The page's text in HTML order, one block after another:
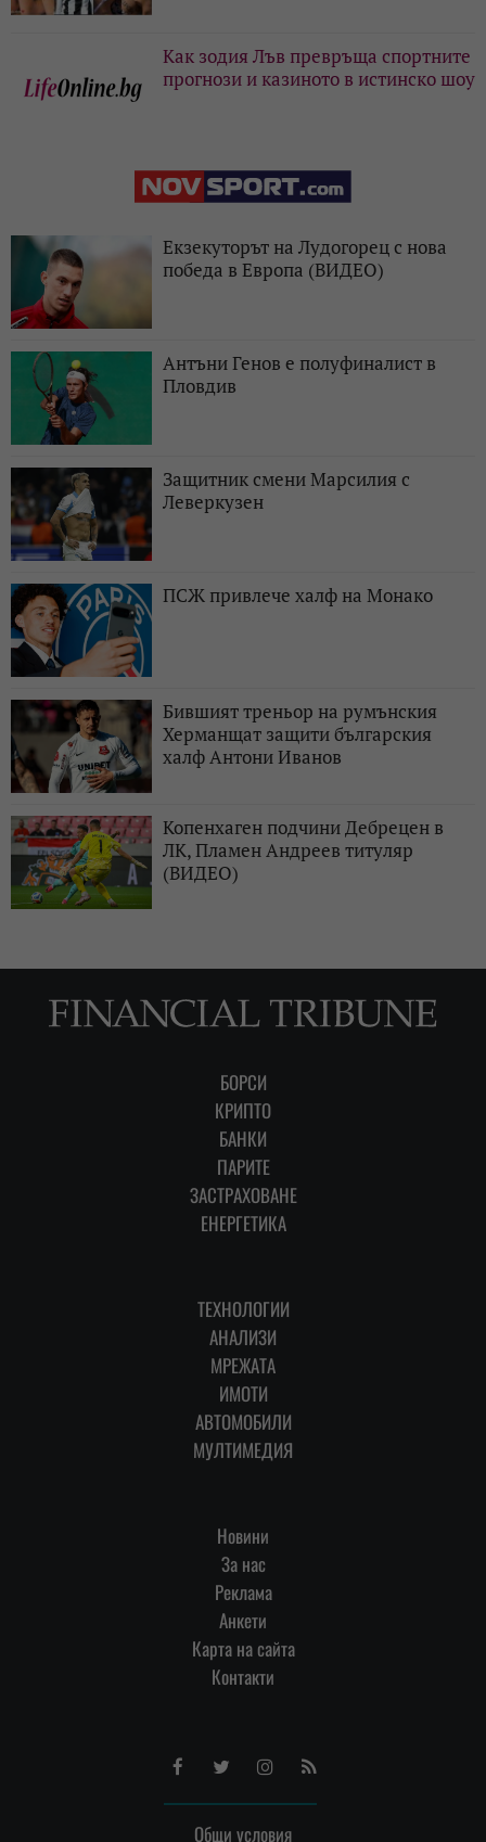
Как зодия Лъв превръща спортните
прогнози и казиното в истинско шоу
Екзекуторът на Лудогорец с нова
победа в Европа (ВИДЕО)
Антъни Генов е полуфиналист в
Пловдив
Защитник смени Марсилия с
Леверкузен
ПСЖ привлече халф на Монако
Бившият треньор на румънския
Херманщат защити българския
халф Антони Иванов
Копенхаген подчини Дебрецен в
ЛК, Пламен Андреев титуляр
(ВИДЕО)
БОРСИ
КРИПТО
БАНКИ
ПАРИТЕ
ЗАСТРАХОВАНЕ
ЕНЕРГЕТИКА
ТЕХНОЛОГИИ
АНАЛИЗИ
МРЕЖАТА
ИМОТИ
АВТОМОБИЛИ
МУЛТИМЕДИЯ
Новини
За нас
Реклама
Анкети
Карта на сайта
Контакти
FacebookTwitterInstagram
RSS
Общи условия